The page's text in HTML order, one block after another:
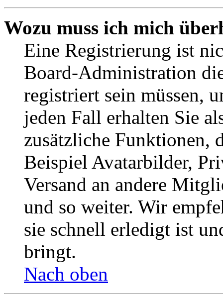
Wozu muss ich mich
Eine Registrierung ist
Board-Administration
registriert sein müssen,
jeden Fall erhalten Sie
zusätzliche Funktionen,
Beispiel Avatarbilder,
Versand an andere
und so weiter. Wir
sie schnell erledigt ist
bringt.
Nach oben